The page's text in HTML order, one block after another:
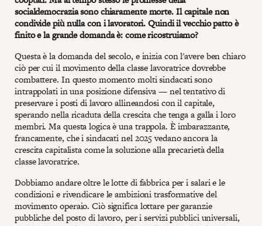
socialdemocrazia sono chiaramente morte. Il capitale non
condivide più nulla con i lavoratori. Quindi il vecchio patto è
finito e la grande domanda è: come ricostruiamo?
Questa è la domanda del secolo, e inizia con l'avere ben chiaro
ciò per cui il movimento della classe lavoratrice dovrebbe
combattere. In questo momento molti sindacati sono
intrappolati in una posizione difensiva — nel tentativo di
preservare i posti di lavoro allineandosi con il capitale,
sperando nella ricaduta della crescita che tenga a galla i loro
membri. Ma questa logica è una trappola. È imbarazzante,
francamente, che i sindacati nel 2025 vedano ancora la
crescita capitalista come la soluzione alla precarietà della
classe lavoratrice.
Dobbiamo andare oltre le lotte di fabbrica per i salari e le
condizioni e rivendicare le ambizioni trasformative del
movimento operaio. Ciò significa lottare per garanzie
pubbliche del posto di lavoro, per i servizi pubblici universali,